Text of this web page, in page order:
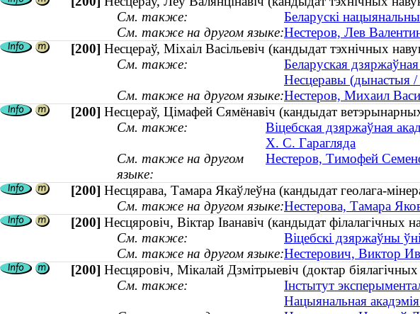
См. также:
Беларускі
См. также на другом языке:Нестеров, Лев
[200] Несцераў, Міхаіл Васільевіч (кандыдат тэхнічных
См. также:
Беларуская
Несцеравы (дынастыя /
См. также на другом языке:Нестеров, Михаил
[200] Несцераў, Цімафей Сямёнавіч (кандыдат
См. также:
Віцебская дзяржаўная
Х. С. Гарагляда
См. также на другом
языке:
Нестеров, Тимофей
[200] Несцярава, Тамара Якаўлеўна (кандыдат геолага-
См. также на другом языке:Нестерова, Тамара
[200] Несцяровіч, Віктар Іванавіч (кандыдат філалагічных
См. также:
Віцебскі дзяржаўны
См. также на другом языке:Нестерович, Виктор
[200] Несцяровіч, Мікалай Дзмітрыевіч (доктар
См. также:
Інстытут
Нацыянальная